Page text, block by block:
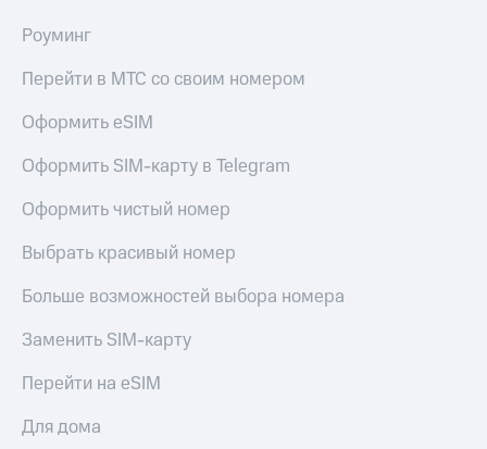
Роуминг
Перейти в МТС со своим номером
Оформить eSIM
Оформить SIM-карту в Telegram
Оформить чистый номер
Выбрать красивый номер
Больше возможностей выбора номера
Заменить SIM-карту
Перейти на eSIM
Для дома